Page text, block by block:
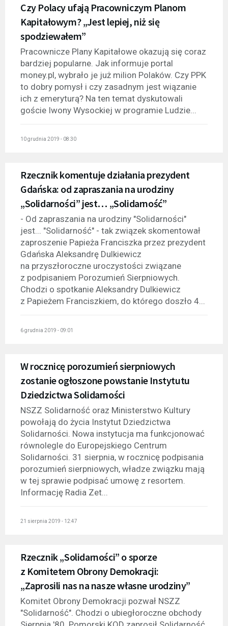
Czy Polacy ufają Pracowniczym Planom
Kapitałowym? „Jest lepiej, niż się
spodziewałem”
Pracownicze Plany Kapitałowe okazują się coraz
bardziej popularne. Jak informuje portal
money.pl, wybrało je już milion Polaków. Czy PPK
to dobry pomysł i czy zasadnym jest wiązanie
ich z emeryturą? Na ten temat dyskutowali
goście Iwony Wysockiej w programie Ludzie...
10 grudnia 2019 - 08:30
Rzecznik komentuje działania prezydent
Gdańska: od zapraszania na urodziny
„Solidarności” jest… „Solidarność”
- Od zapraszania na urodziny "Solidarności"
jest... "Solidarność" - tak związek skomentował
zaproszenie Papieża Franciszka przez prezydent
Gdańska Aleksandrę Dulkiewicz
na przyszłoroczne uroczystości związane
z podpisaniem Porozumień Sierpniowych.
Chodzi o spotkanie Aleksandry Dulkiewicz
z Papieżem Franciszkiem, do którego doszło 4...
6 grudnia 2019 - 09:01
W rocznicę porozumień sierpniowych
zostanie ogłoszone powstanie Instytutu
Dziedzictwa Solidarności
NSZZ Solidarność oraz Ministerstwo Kultury
powołają do życia Instytut Dziedzictwa
Solidarności. Nowa instytucja ma funkcjonować
równolegle do Europejskiego Centrum
Solidarności. 31 sierpnia, w rocznicę podpisania
porozumień sierpniowych, władze związku mają
w tej sprawie podpisać umowę z resortem.
Informację Radia Zet...
21 sierpnia 2019 - 12:47
Rzecznik „Solidarności” o sporze
z Komitetem Obrony Demokracji:
„Zaprosili nas na nasze własne urodziny”
Komitet Obrony Demokracji pozwał NSZZ
"Solidarność". Chodzi o ubiegłoroczne obchody